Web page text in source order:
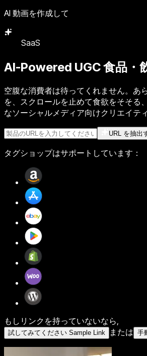
AI 動画を作成して
AI-Powered UGC食品・
空腹な消費者は待ってくれません。あ
を、スクロールを止めて食欲をそそる
なソーシャルメディア向けクリエイテ
URL を抽出
タグショップはサポートしています：
もしリンクを持っていないなら,
試してみてください Sample Link または 手